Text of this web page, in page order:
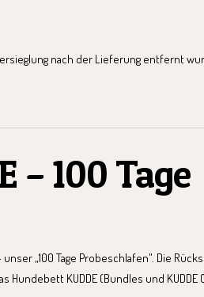
nach der Lieferung entfernt
– 100 Tage
unser „100 Tage Probeschlafen". Die
KUDDE (Bundles und KUDDE